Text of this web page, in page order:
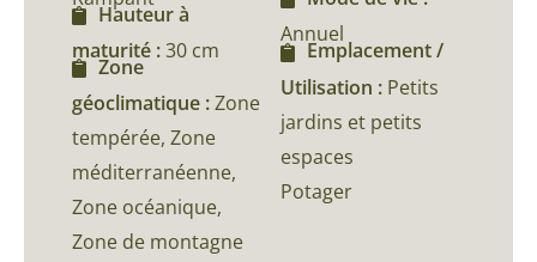
Hauteur à
maturité :30 cm
Zone
géoclimatique :Zone
tempérée, Zone
méditerranéenne,
Zone océanique,
Zone de montagne
Annuel
Emplacement /
Utilisation : Petits
jardins et petits
espaces
Potager